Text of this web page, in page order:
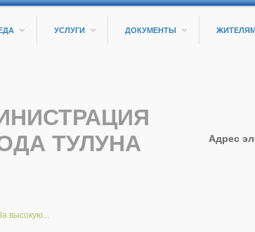
УСЛУГИ ДОКУМЕНТЫ
ТУЛУНА
Адрес
высокую...